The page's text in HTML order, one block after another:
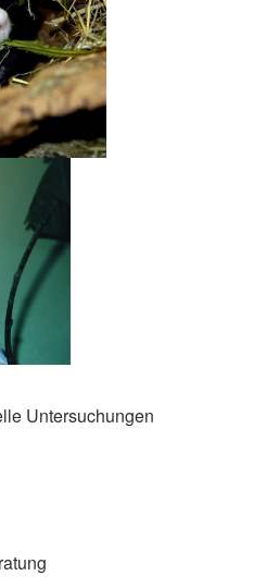
Untersuchungen